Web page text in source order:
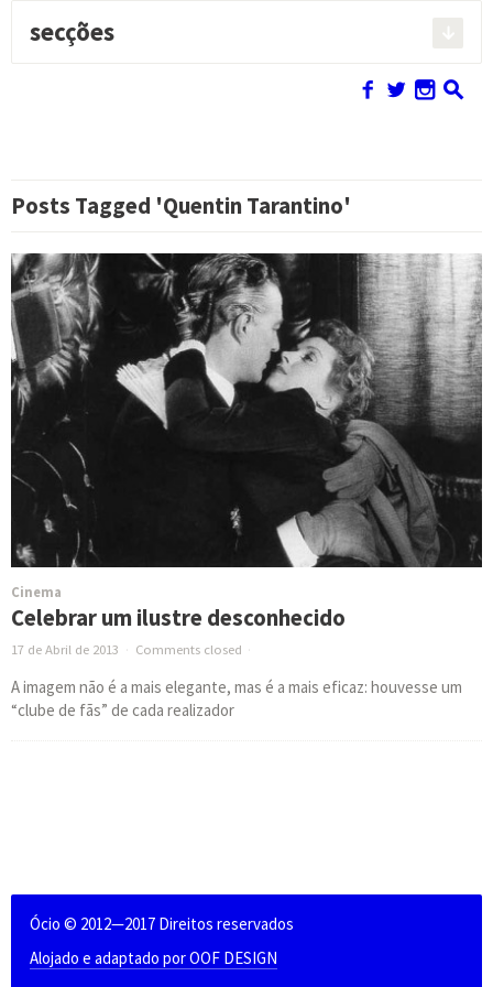
secções
f w n s
Posts Tagged 'Quentin Tarantino'
Cinema
Celebrar um ilustre desconhecido
17 de Abril de 2013 · Comments closed ·
A imagem não é a mais elegante, mas é a mais eficaz: houvesse um
“clube de fãs” de cada realizador
Ócio © 2012—2017 Direitos reservados
Alojado e adaptado por OOF DESIGN